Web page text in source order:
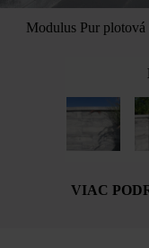
Modulus Pur
VIAC